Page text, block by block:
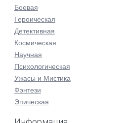
Боевая
Героическая
Детективная
Космическая
Научная
Психологическая
Ужасы и Мистика
Фэнтези
Эпическая